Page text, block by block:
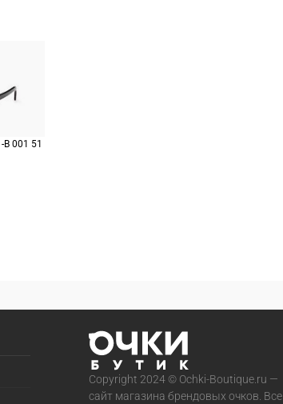
001 51
Copyright 2024 © Ochki-Boutique.ru —
сайт магазина брендовых очков. Все